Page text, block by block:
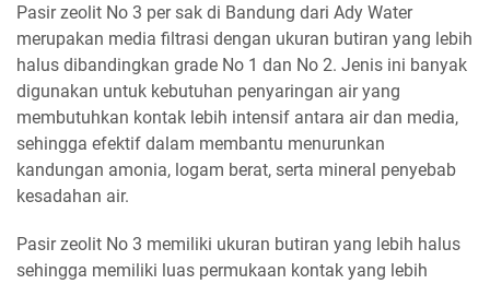
Pasir zeolit No 3 per sak di Bandung dari Ady Water
merupakan media filtrasi dengan ukuran butiran yang lebih
halus dibandingkan grade No 1 dan No 2. Jenis ini banyak
digunakan untuk kebutuhan penyaringan air yang
membutuhkan kontak lebih intensif antara air dan media,
sehingga efektif dalam membantu menurunkan
kandungan amonia, logam berat, serta mineral penyebab
kesadahan air.
Pasir zeolit No 3 memiliki ukuran butiran yang lebih halus
sehingga memiliki luas permukaan kontak yang lebih